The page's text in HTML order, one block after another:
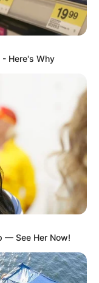
- Here's Why
— See Her Now!